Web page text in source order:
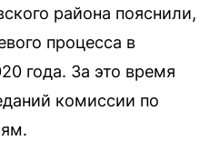
района пояснили,
процесса в
года. За это время
комиссии по